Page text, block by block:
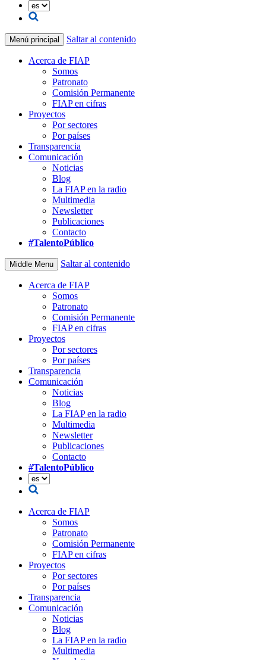
Menú principal Saltar al contenido
Acerca de FIAP
Somos
Patronato
Comisión Permanente
FIAP en cifras
Proyectos
Por sectores
Por países
Transparencia
Comunicación
Noticias
Blog
La FIAP en la radio
Multimedia
Newsletter
Publicaciones
Contacto
#TalentoPúblico
Middle Menu Saltar al contenido
Acerca de FIAP
Somos
Patronato
Comisión Permanente
FIAP en cifras
Proyectos
Por sectores
Por países
Transparencia
Comunicación
Noticias
Blog
La FIAP en la radio
Multimedia
Newsletter
Publicaciones
Contacto
#TalentoPúblico
Acerca de FIAP
Somos
Patronato
Comisión Permanente
FIAP en cifras
Proyectos
Por sectores
Por países
Transparencia
Comunicación
Noticias
Blog
La FIAP en la radio
Multimedia